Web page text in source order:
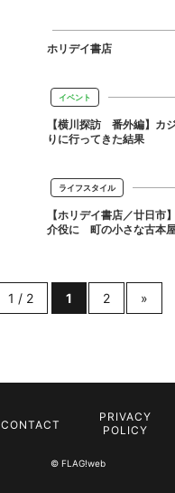
ホリデイ書店
イベント
【横川探訪 番外編】カ
りに行ってきた結果
ライフスタイル
【ホリデイ書店／廿日市
介役に 町の小さな古本
1 / 2 1 2 »
CONTACT
PRIVACY
POLICY
© FLAG!web